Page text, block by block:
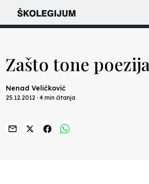
Zašto tone poezija
Nenad Veličković
25.12.2012 · 4 min čitanja